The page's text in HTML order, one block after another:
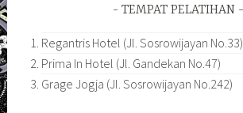
TEMPAT PELATIHAN
Regantris Hotel (Jl. Sosrowijayan No.33)
Prima In Hotel (Jl. Gandekan No.47)
Grage Jogja (Jl. Sosrowijayan No.242)